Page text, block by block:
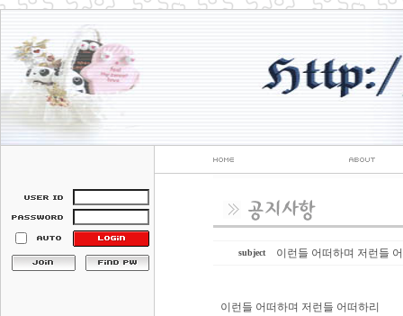
subject 이런들 어떠하며 저런들
이런들 어떠하며 저런들 어떠하리